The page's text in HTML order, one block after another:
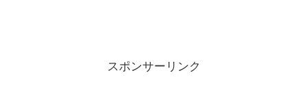
スポンサーリンク